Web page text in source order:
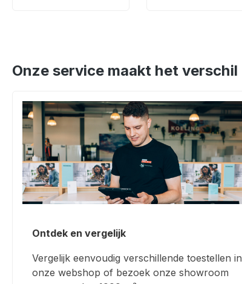
Onze service maakt het verschil
Ontdek en vergelijk
Vergelijk eenvoudig verschillende toestellen in
onze webshop of bezoek onze showroom